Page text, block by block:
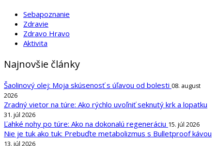
Sebapoznanie
Zdravie
Zdravo Hravo
Aktivita
Najnovšie články
Šaolinový olej: Moja skúsenosť s úľavou od bolesti 08. august
2026
Zradný vietor na túre: Ako rýchlo uvoľniť seknutý krk a lopatku
31. júl 2026
Ľahké nohy po túre: Ako na dokonalú regeneráciu 15. júl 2026
Nie je tuk ako tuk: Prebuďte metabolizmus s Bulletproof kávou
13. júl 2026